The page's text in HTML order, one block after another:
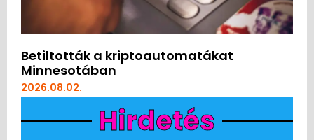
Betiltották a kriptoautomatákat
Minnesotában
2026.08.02.
Hirdetés